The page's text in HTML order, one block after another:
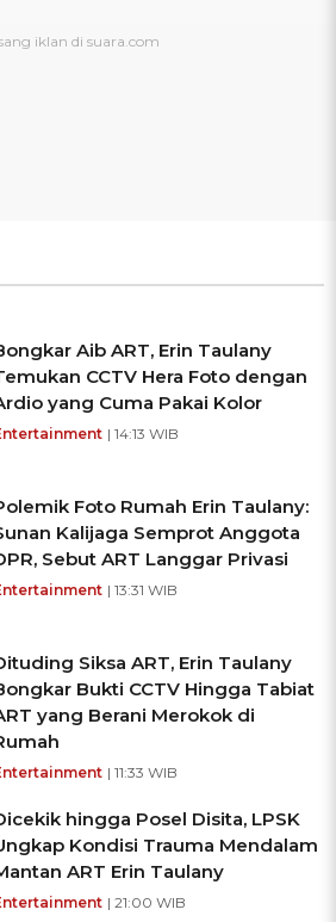
Aib ART, Erin Taulany
CCTV Hera Foto dengan
yang Cuma Pakai Kolor
| 14:13 WIB
Foto Rumah Erin Taulany:
Kalijaga Semprot Anggota
Sebut ART Langgar Privasi
| 13:31 WIB
Siksa ART, Erin Taulany
Bukti CCTV Hingga Tabiat
yang Berani Merokok di
| 11:33 WIB
hingga Posel Disita, LPSK
Kondisi Trauma Mendalam
ART Erin Taulany
| 21:00 WIB